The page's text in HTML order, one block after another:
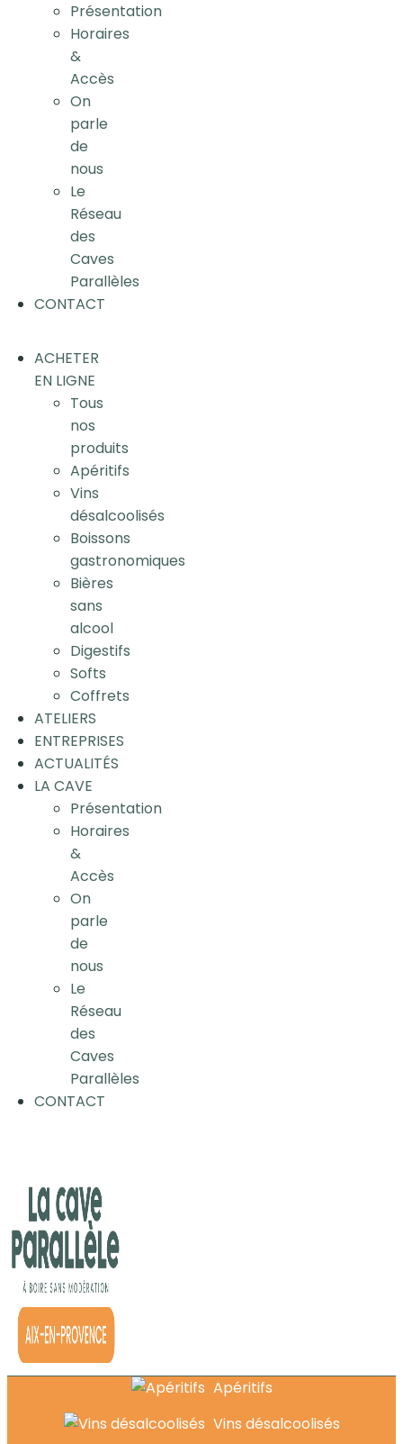
Présentation
Horaires
&
Accès
On
parle
de
nous
Le
Réseau
des
Caves
Parallèles
CONTACT
ACHETER
EN LIGNE
Tous
nos
produits
Apéritifs
Vins
désalcoolisés
Boissons
gastronomiques
Bières
sans
alcool
Digestifs
Softs
Coffrets
ATELIERS
ENTREPRISES
ACTUALITÉS
LA CAVE
Présentation
Horaires
&
Accès
On
parle
de
nous
Le
Réseau
des
Caves
Parallèles
CONTACT
Apéritifs
Vins désalcoolisés